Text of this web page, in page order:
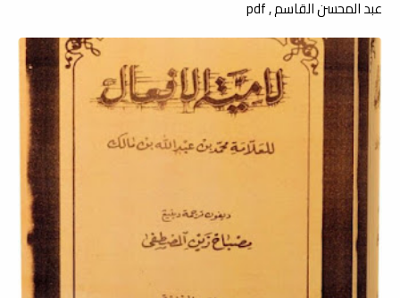
عبد المحسن القاسم , pdf